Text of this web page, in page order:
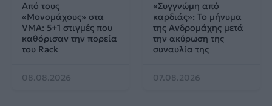
Από τους
«Μονομάχους» στα
VMA: 5+1 στιγμές που
καθόρισαν την πορεία
του Rack
08.08.2026
«Συγγνώμη από
καρδιάς»: Το μήνυμα
της Ανδρομάχης μετά
την ακύρωση της
συναυλία της
07.08.2026